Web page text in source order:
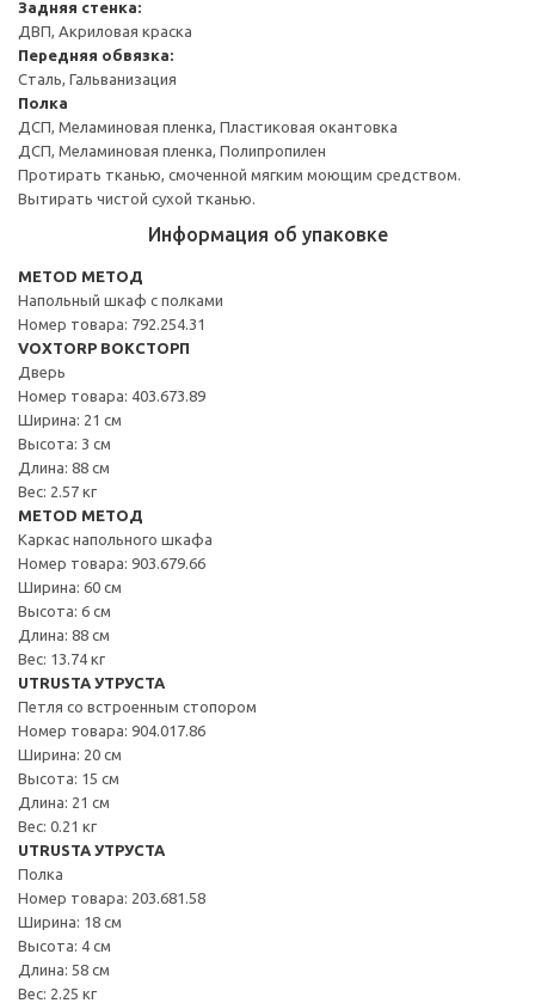
Задняя стенка:
ДВП, Акриловая краска
Передняя обвязка:
Сталь, Гальванизация
Полка
ДСП, Меламиновая пленка, Пластиковая окантовка
ДСП, Меламиновая пленка, Полипропилен
Протирать тканью, смоченной мягким моющим средством.
Вытирать чистой сухой тканью.
Информация об упаковке
METOD МЕТОД
Напольный шкаф с полками
Номер товара: 792.254.31
VOXTORP ВОКСТОРП
Дверь
Номер товара: 403.673.89
Ширина: 21 см
Высота: 3 см
Длина: 88 см
Вес: 2.57 кг
METOD МЕТОД
Каркас напольного шкафа
Номер товара: 903.679.66
Ширина: 60 см
Высота: 6 см
Длина: 88 см
Вес: 13.74 кг
UTRUSTA УТРУСТА
Петля со встроенным стопором
Номер товара: 904.017.86
Ширина: 20 см
Высота: 15 см
Длина: 21 см
Вес: 0.21 кг
UTRUSTA УТРУСТА
Полка
Номер товара: 203.681.58
Ширина: 18 см
Высота: 4 см
Длина: 58 см
Вес: 2.25 кг